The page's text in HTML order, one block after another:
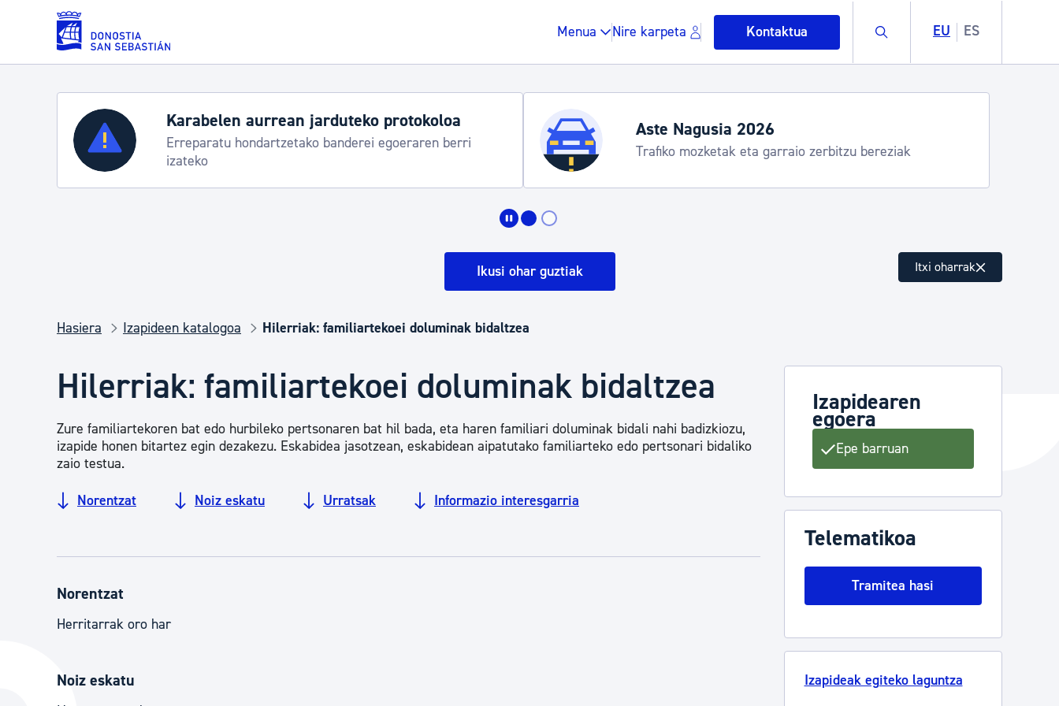
Eduki nagusira joan
Menua Nire karpeta Kontaktua Buscar EU ES
Zerbitzuak
Errolda eta gai pertsonalak
Gune publikoa, hondakinak eta ingurumena
Kirola
Karabelen aurrean jarduteko protokoloa
Erreparatu hondartzetako banderei egoeraren berri
izateko
Aste Nagusia 2026
Trafiko mozketak eta garraio zerbitzu bereziak
Ikusi ohar guztiak Itxi oharrak
Hasiera Izapideen katalogoa Hilerriak: familiartekoei doluminak bidaltzea
Hilerriak: familiartekoei doluminak bidaltzea
Zure familiartekoren bat edo hurbileko pertsonaren bat hil bada, eta haren familiari doluminak bidali nahi badizkiozu,
izapide honen bitartez egin dezakezu. Eskabidea jasotzean, eskabidean aipatutako familiarteko edo pertsonari bidaliko
zaio testua.
Norentzat Noiz eskatu Urratsak Informazio interesgarria
Norentzat
Herritarrak oro har
Noiz eskatu
Izapidearen
egoera
Epe barruan
Telematikoa
Tramitea hasi
Izapideak egiteko laguntza